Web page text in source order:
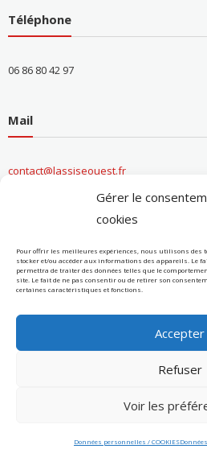
Gérer le
cookies
Pour offrir les meilleures expériences, nous utilisons des
stocker et/ou accéder aux informations des appareils. Le
permettra de traiter des données telles que le
site. Le fait de ne pas consentir ou de retirer son
certaines caractéristiques et fonctions.
Accepter
Refuser
Voir les
Données personnelles / COOKIES
Téléphone
06 86 80 42 97
Mail
contact@lassiseouest.fr
Conditions Générales de Ventes
Données personnelles / Cookies